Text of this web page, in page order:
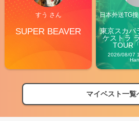
すう さん
SUPER BEAVER
日本外送TG
東京スカパ
ケストラ
TOUR
2026/08/07
マイベスト一覧
【フェス特集2026】フェス情報はここから！
【ライブ動員ランキング】2026年上半期編